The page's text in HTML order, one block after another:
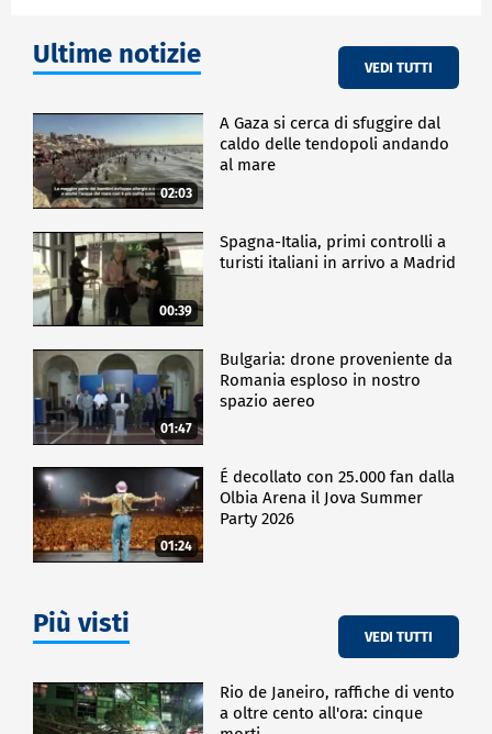
Ultime notizie VEDI TUTTI
02:03
A Gaza si cerca di sfuggire dal
caldo delle tendopoli andando
al mare
00:39
Spagna-Italia, primi controlli a
turisti italiani in arrivo a Madrid
01:47
Bulgaria: drone proveniente da
Romania esploso in nostro
spazio aereo
01:24
É decollato con 25.000 fan dalla
Olbia Arena il Jova Summer
Party 2026
Più visti VEDI TUTTI
Rio de Janeiro, raffiche di vento
a oltre cento all'ora: cinque